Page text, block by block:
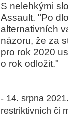
S nelehkými
Assault. "Po
alternativních
názoru, že za
pro rok 2020
o rok odložit."
- 14. srpna
restriktivních či